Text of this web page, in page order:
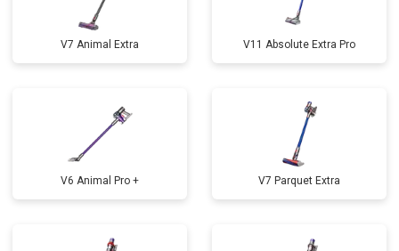
V7 Animal Extra V11 Absolute Extra Pro
V6 Animal Pro + V7 Parquet Extra